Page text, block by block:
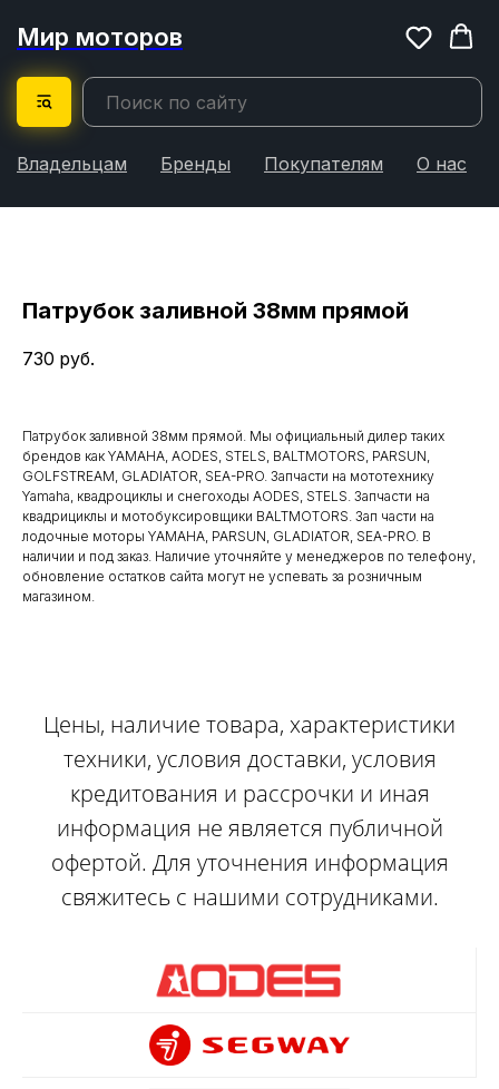
Мир моторов
Владельцам Бренды Покупателям О нас
Патрубок заливной 38мм прямой
730 руб.
Патрубок заливной 38мм прямой. Мы официальный дилер таких
брендов как YAMAHA, AODES, STELS, BALTMOTORS, PARSUN,
GOLFSTREAM, GLADIATOR, SEA-PRO. Запчасти на мототехнику
Yamaha, квадроциклы и снегоходы AODES, STELS. Запчасти на
квадрициклы и мотобуксировщики BALTMOTORS. Зап части на
лодочные моторы YAMAHA, PARSUN, GLADIATOR, SEA-PRO. В
наличии и под заказ. Наличие уточняйте у менеджеров по телефону,
обновление остатков сайта могут не успевать за розничным
магазином.
Цены, наличие товара, характеристики
техники, условия доставки, условия
кредитования и рассрочки и иная
информация не является публичной
офертой. Для уточнения информация
свяжитесь с нашими сотрудниками.